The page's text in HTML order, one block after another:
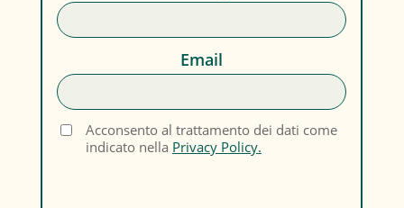
Email
Acconsento al trattamento dei dati come
indicato nella Privacy Policy.